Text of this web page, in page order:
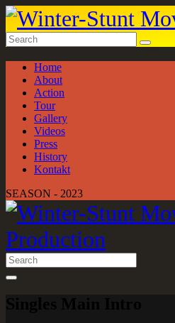
Home
About
Action
Tour
Gallery
Videos
Press
History
Kontakt
SEASON - 2023